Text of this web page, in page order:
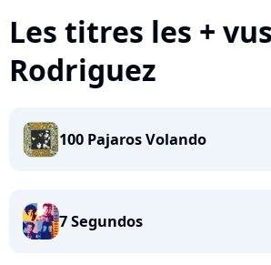
Les titres les +
Rodriguez
100 Pajaros Volando
7 Segundos